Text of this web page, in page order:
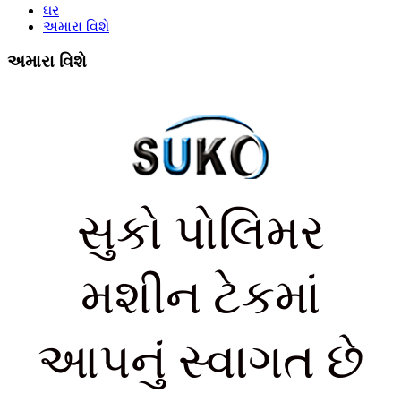
ઘર
અમારા વિશે
અમારા વિશે
સુકો પોલિમર
મશીન ટેકમાં
આપનું સ્વાગત છે